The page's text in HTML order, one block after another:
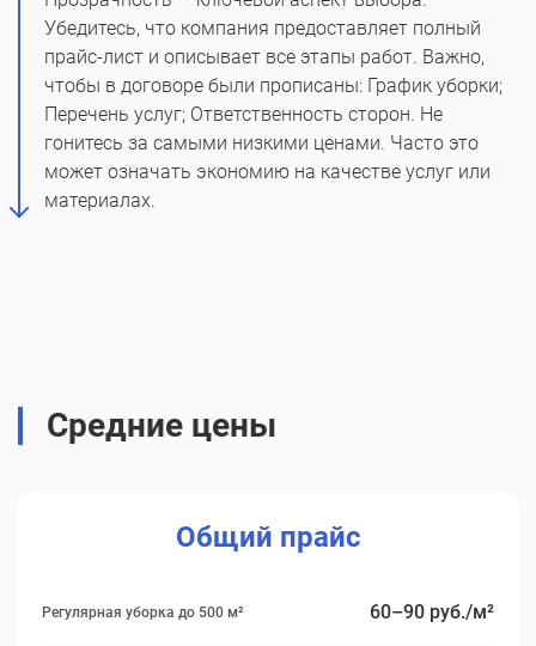
Убедитесь, что компания предоставляет полный
прайс-лист и описывает все этапы работ. Важно,
чтобы в договоре были прописаны: График уборки;
Перечень услуг; Ответственность сторон. Не
гонитесь за самыми низкими ценами. Часто это
может означать экономию на качестве услуг или
материалах.
Средние цены
Общий прайс
Регулярная уборка до 500 м² 60–90 руб./м²